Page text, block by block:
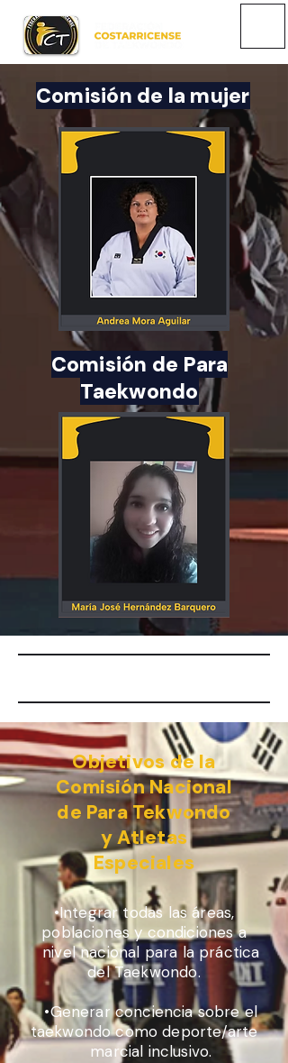
Comisión de la mujer
Comisión de Para
Taekwondo
Objetivos de la
Comisión Nacional
de Para Tekwondo
y Atletas
Especiales
•Integrar todas las áreas,
poblaciones y condiciones a
nivel nacional para la práctica
del Taekwondo.
•Generar conciencia sobre el
taekwondo como deporte/arte
marcial inclusivo.